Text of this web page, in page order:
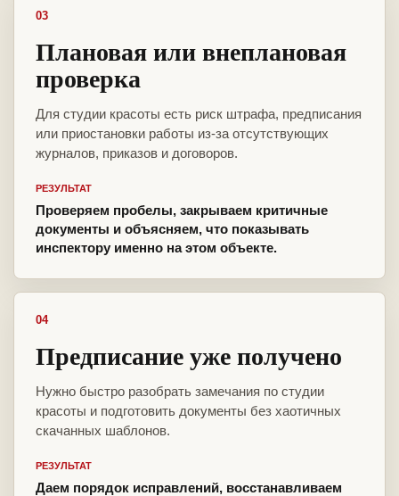
03
Плановая или внеплановая
проверка
Для студии красоты есть риск штрафа, предписания
или приостановки работы из-за отсутствующих
журналов, приказов и договоров.
РЕЗУЛЬТАТ
Проверяем пробелы, закрываем критичные
документы и объясняем, что показывать
инспектору именно на этом объекте.
04
Предписание уже получено
Нужно быстро разобрать замечания по студии
красоты и подготовить документы без хаотичных
скачанных шаблонов.
РЕЗУЛЬТАТ
Даем порядок исправлений, восстанавливаем